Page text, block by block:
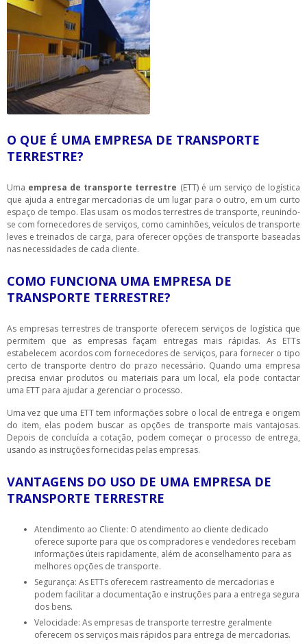
O QUE É UMA EMPRESA DE TRANSPORTE
TERRESTRE?
Uma empresa de transporte terrestre (ETT) é um serviço de logística
que ajuda a entregar mercadorias de um lugar para o outro, em um curto
espaço de tempo. Elas usam os modos terrestres de transporte, reunindo-
se com fornecedores de serviços, como caminhões, veículos de transporte
leves e treinados de carga, para oferecer opções de transporte baseadas
nas necessidades de cada cliente.
COMO FUNCIONA UMA EMPRESA DE
TRANSPORTE TERRESTRE?
As empresas terrestres de transporte oferecem serviços de logística que
permitem que as empresas façam entregas mais rápidas. As ETTs
estabelecem acordos com fornecedores de serviços, para fornecer o tipo
certo de transporte dentro do prazo necessário. Quando uma empresa
precisa enviar produtos ou materiais para um local, ela pode contactar
uma ETT para ajudar a gerenciar o processo.
Uma vez que uma ETT tem informações sobre o local de entrega e origem
do item, elas podem buscar as opções de transporte mais vantajosas.
Depois de concluída a cotação, podem começar o processo de entrega,
usando as instruções fornecidas pelas empresas.
VANTAGENS DO USO DE UMA EMPRESA DE
TRANSPORTE TERRESTRE
Atendimento ao Cliente: O atendimento ao cliente dedicado
oferece suporte para que os compradores e vendedores recebam
informações úteis rapidamente, além de aconselhamento para as
melhores opções de transporte.
Segurança: As ETTs oferecem rastreamento de mercadorias e
podem facilitar a documentação e instruções para a entrega segura
dos bens.
Velocidade: As empresas de transporte terrestre geralmente
oferecem os serviços mais rápidos para entrega de mercadorias.